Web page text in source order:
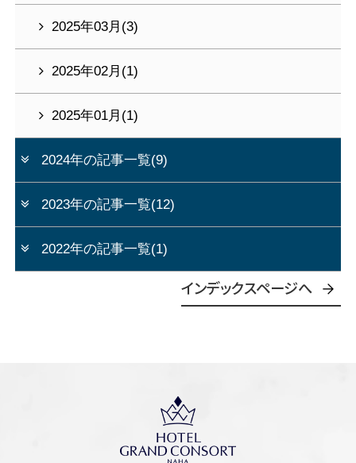
2025年03月(3)
2025年02月(1)
2025年01月(1)
2024年の記事一覧(9)
2023年の記事一覧(12)
2022年の記事一覧(1)
インデックスページへ